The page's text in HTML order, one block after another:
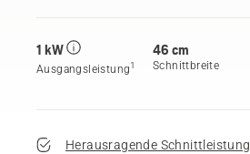
1 kW
Ausgangsleistung1
46 cm
Schnittbreite
Herausragende Schnittleistung